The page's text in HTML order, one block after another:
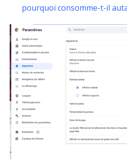
pourquoi consomme-t-il